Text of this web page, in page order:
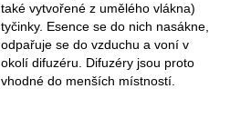
také vytvořené z umělého vlákna)
tyčinky. Esence se do nich nasákne,
odpařuje se do vzduchu a voní v
okolí difuzéru. Difuzéry jsou proto
vhodné do menších místností.